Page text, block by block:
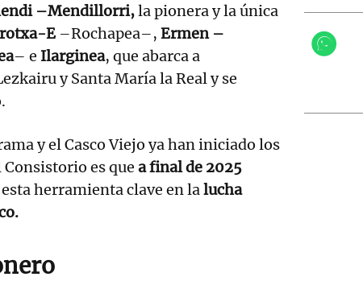
–Mendillorri,la pionera y la única
E –Rochapea–, Ermen –
– e Ilarginea, que abarca a
y Santa María la Real y se
y el Casco Viejo ya han iniciado los
es que a final de 2025
herramienta clave en lalucha